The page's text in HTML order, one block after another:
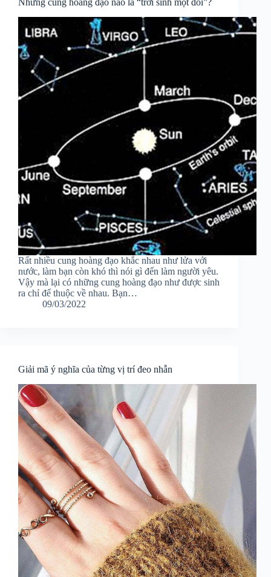
Những cung hoàng đạo nào là “trời sinh một đôi”?
Rất nhiều cung hoàng đạo khắc nhau như lửa với
nước, làm bạn còn khó thì nói gì đến làm người yêu.
Vậy mà lại có những cung hoàng đạo như được sinh
ra chỉ để thuộc về nhau. Bạn…
09/03/2022
Giải mã ý nghĩa của từng vị trí đeo nhẫn